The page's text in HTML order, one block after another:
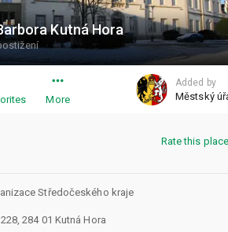
Kutná Hora
more_horiz
More
Added by
Rate this place
Středočeského kraje
284 01 Kutná Hora